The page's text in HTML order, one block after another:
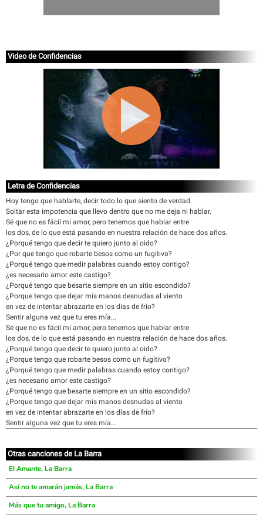
Video de Confidencias
Letra de Confidencias
Hoy tengo que hablarte, decir todo lo que siento de verdad.
Soltar esta impotencia que llevo dentro que no me deja ni hablar.
Sé que no es fácil mi amor, pero tenemos que hablar entre
los dos, de lo que está pasando en nuestra relación de hace dos años.
¿Porqué tengo que decir te quiero junto al oido?
¿Por que tengo que robarte besos como un fugitivo?
¿Porqué tengo que medir palabras cuando estoy contigo?
¿es necesario amor este castigo?
¿Porqué tengo que besarte siempre en un sitio escondido?
¿Porque tengo que dejar mis manos desnudas al viento
en vez de intentar abrazarte en los días de frío?
Sentir alguna vez que tu eres mía...
Sé que no es fácil mi amor, pero tenemos que hablar entre
los dos, de lo que está pasando en nuestra relación de hace dos años.
¿Porqué tengo que decir te quiero junto al oido?
¿Porque tengo que robarte besos como un fugitivo?
¿Porqué tengo que medir palabras cuando estoy contigo?
¿es necesario amor este castigo?
¿Porqué tengo que besarte siempre en un sitio escondido?
¿Porque tengo que dejar mis manos desnudas al viento
en vez de intentar abrazarte en los días de frío?
Sentir alguna vez que tu eres mía...
Otras canciones de La Barra
El Amante, La Barra
Así no te amarán jamás, La Barra
Más que tu amigo, La Barra